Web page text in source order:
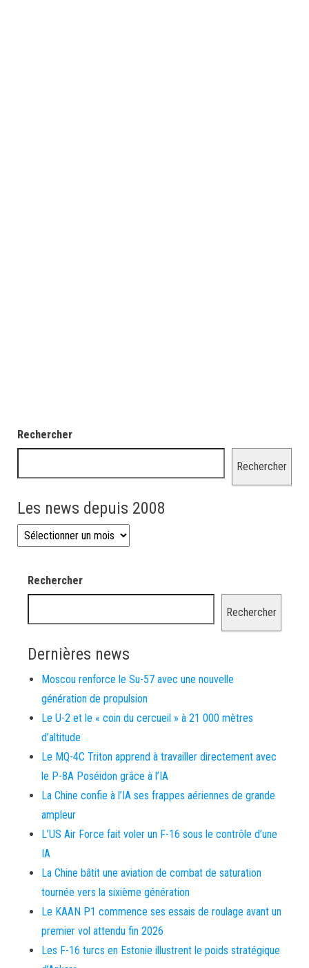
Rechercher
Rechercher
Les news depuis 2008
Les news depuis 2008
Rechercher
Rechercher
Dernières news
Moscou renforce le Su-57 avec une nouvelle
génération de propulsion
Le U-2 et le « coin du cercueil » à 21 000 mètres
d’altitude
Le MQ-4C Triton apprend à travailler directement avec
le P-8A Poséidon grâce à l’IA
La Chine confie à l’IA ses frappes aériennes de grande
ampleur
L’US Air Force fait voler un F-16 sous le contrôle d’une
IA
La Chine bâtit une aviation de combat de saturation
tournée vers la sixième génération
Le KAAN P1 commence ses essais de roulage avant un
premier vol attendu fin 2026
Les F-16 turcs en Estonie illustrent le poids stratégique